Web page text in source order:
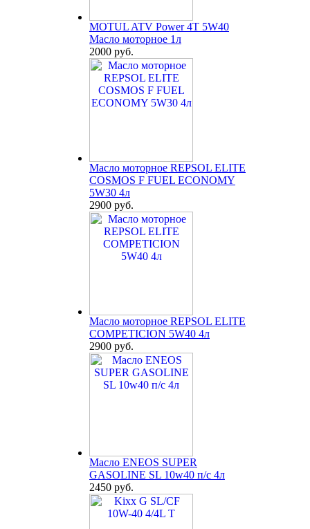
MOTUL ATV Power 4T 5W40
Масло моторное 1л
2000 руб.
Масло моторное REPSOL ELITE
COSMOS F FUEL ECONOMY
5W30 4л
2900 руб.
Масло моторное REPSOL ELITE
COMPETICION 5W40 4л
2900 руб.
Масло ENEOS SUPER
GASOLINE SL 10w40 п/с 4л
2450 руб.